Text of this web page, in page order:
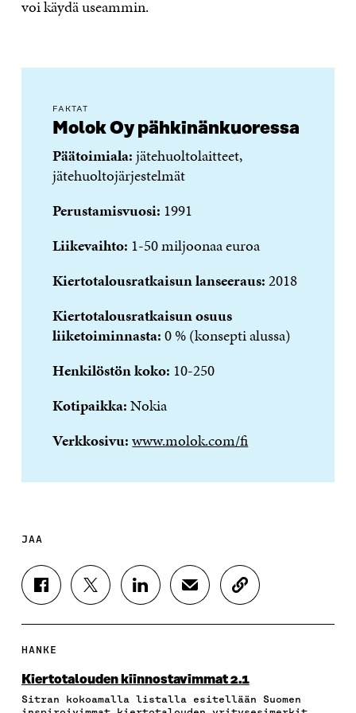
voi käydä useammin.
FAKTAT
Molok Oy pähkinänkuoressa
Päätoimiala:jätehuoltolaitteet,
jätehuoltojärjestelmät
Perustamisvuosi: 1991
Liikevaihto: 1-50 miljoonaa euroa
Kiertotalousratkaisun lanseeraus:2018
Kiertotalousratkaisun osuus
liiketoiminnasta:0 % (konsepti alussa)
Henkilöstön koko: 10-250
Kotipaikka:Nokia
Verkkosivu:www.molok.com/fi
JAA
J
A
A
E
O
J
A
T
E
J
A
K
D
J
A
K
P
K
O
A
T
HANKE
Kiertotalouden kiinnostavimmat 2.1
Sitran kokoamalla listalla esitellään Suomen